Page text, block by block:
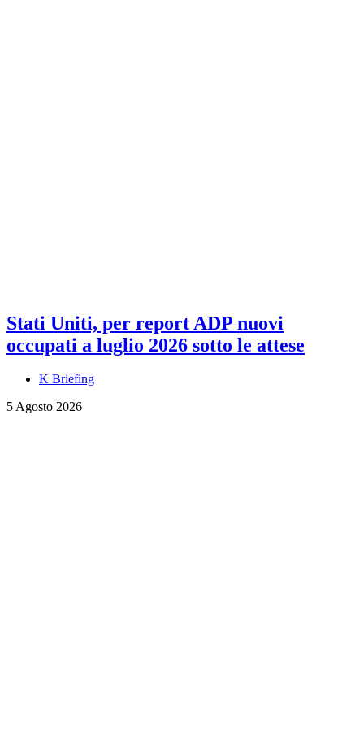
Stati Uniti, per report ADP nuovi
occupati a luglio 2026 sotto le attese
K Briefing
5 Agosto 2026